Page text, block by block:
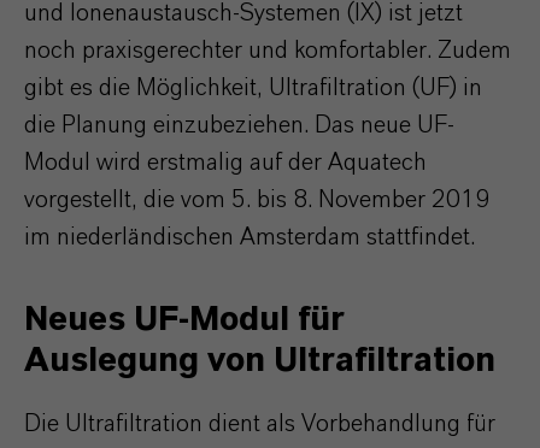
und Ionenaustausch-Systemen (IX) ist jetzt
noch praxisgerechter und komfortabler. Zudem
gibt es die Möglichkeit, Ultrafiltration (UF) in
die Planung einzubeziehen. Das neue UF-
Modul wird erstmalig auf der Aquatech
vorgestellt, die vom 5. bis 8. November 2019
im niederländischen Amsterdam stattfindet.
Neues UF-Modul für
Auslegung von Ultrafiltration
Die Ultrafiltration dient als Vorbehandlung für